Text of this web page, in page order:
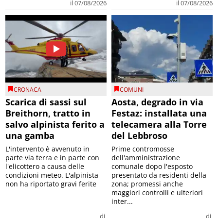
il 07/08/2026
il 07/08/2026
CRONACA
Scarica di sassi sul
Breithorn, tratto in
salvo alpinista ferito a
una gamba
di
L'intervento è avvenuto in
parte via terra e in parte con
l'elicottero a causa delle
condizioni meteo. L'alpinista
non ha riportato gravi ferite
COMUNI
Aosta, degrado in via
Festaz: installata una
telecamera alla Torre
del Lebbroso
di
Prime contromosse
dell'amministrazione
comunale dopo l'esposto
presentato da residenti della
zona; promessi anche
maggiori controlli e ulteriori
inter...